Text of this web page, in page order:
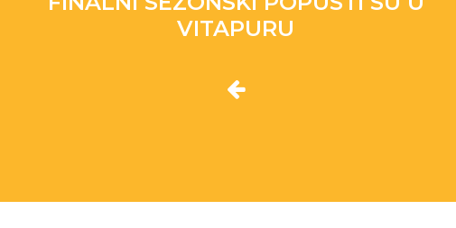
VITAPURU